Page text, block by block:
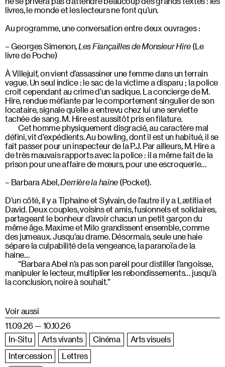
livres, le monde et les lecteurs ne font qu’un.
Au programme, une conversation entre deux ouvrages :
Georges Simenon,Les Fiançailles de Monsieur Hire(Le
livre de Poche)
À Villejuif, on vient d’assassiner une femme dans un terrain
vague. Un seul indice : le sac de la victime a disparu ; la police
croit cependant au crime d’un sadique. La concierge de M.
Hire, rendue méfiante par le comportement singulier de son
locataire, signale qu’elle a entrevu chez lui une serviette
tachée de sang. M. Hire est aussitôt pris en filature.
Cet homme physiquement disgracié, au caractère mal
défini, vit d’expédients. Au bowling, dont il est un habitué, il se
fait passer pour un inspecteur de la P.J. Par ailleurs, M. Hire a
de très mauvais rapports avec la police : il a même fait de la
prison pour une affaire de mœurs, pour une escroquerie…
Barbara Abel,Derrière la haine (Pocket).
D’un côté, il y a Tiphaine et Sylvain, de l’autre il y a Lætitia et
David. Deux couples, voisins et amis, fusionnels et solidaires,
partageant le bonheur d’avoir chacun un petit garçon du
même âge. Maxime et Milo grandissent ensemble, comme
des jumeaux. Jusqu’au drame. Désormais, seule une haie
sépare la culpabilité de la vengeance, la paranoïa de la
haine…
“Barbara Abel n’a pas son pareil pour distiller l’angoisse,
manipuler le lecteur, multiplier les rebondissements… jusqu’à
la conclusion, noire à souhait.”
Voir aussi
11.09.26 — 10.10.26
In-Situ
Arts vivants Cinéma
Arts visuels
Intercession
Lettres